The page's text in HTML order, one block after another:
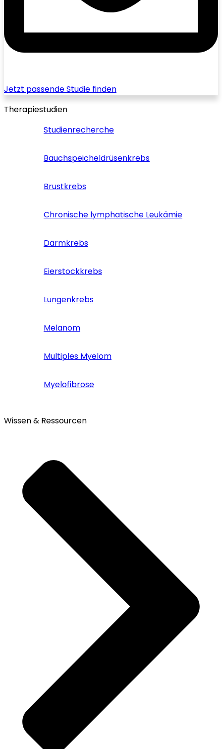
Jetzt passende Studie finden
Therapiestudien
Studienrecherche
Bauchspeicheldrüsenkrebs
Brustkrebs
Chronische lymphatische Leukämie
Darmkrebs
Eierstockkrebs
Lungenkrebs
Melanom
Multiples Myelom
Myelofibrose
Wissen & Ressourcen